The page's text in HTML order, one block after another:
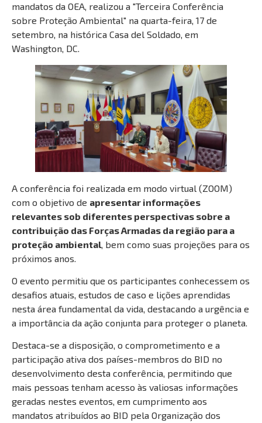
mandatos da OEA, realizou a "Terceira Conferência
sobre Proteção Ambiental" na quarta-feira, 17 de
setembro, na histórica Casa del Soldado, em
Washington, DC.
A conferência foi realizada em modo virtual (ZOOM)
com o objetivo de apresentar informações
relevantes sob diferentes perspectivas sobre a
contribuição das Forças Armadas da região para a
proteção ambiental , bem como suas projeções para os
próximos anos.
O evento permitiu que os participantes conhecessem os
desafios atuais, estudos de caso e lições aprendidas
nesta área fundamental da vida, destacando a urgência e
a importância da ação conjunta para proteger o planeta.
Destaca-se a disposição, o comprometimento e a
participação ativa dos países-membros do BID no
desenvolvimento desta conferência, permitindo que
mais pessoas tenham acesso às valiosas informações
geradas nestes eventos, em cumprimento aos
mandatos atribuídos ao BID pela Organização dos